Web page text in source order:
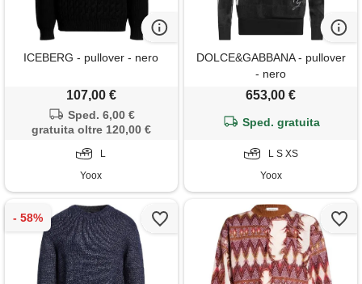
ICEBERG - pullover - nero
107,00 €
Sped. 6,00 €
gratuita oltre 120,00 €
L
Yoox
DOLCE&GABBANA - pullover
- nero
653,00 €
Sped. gratuita
L S XS
Yoox